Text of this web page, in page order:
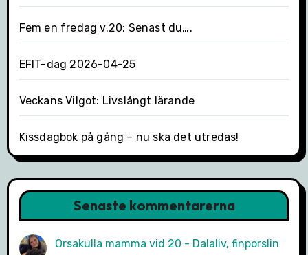
Fem en fredag v.20: Senast du….
EFIT-dag 2026-04-25
Veckans Vilgot: Livslångt lärande
Kissdagbok på gång – nu ska det utredas!
Senaste kommentarerna
Orsakulla mamma vid 20 - Dalaliv, finporslin